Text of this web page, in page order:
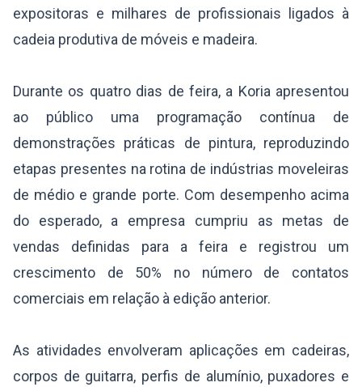
expositoras e milhares de profissionais ligados à
cadeia produtiva de móveis e madeira.
Durante os quatro dias de feira, a Koria apresentou
ao público uma programação contínua de
demonstrações práticas de pintura, reproduzindo
etapas presentes na rotina de indústrias moveleiras
de médio e grande porte. Com desempenho acima
do esperado, a empresa cumpriu as metas de
vendas definidas para a feira e registrou um
crescimento de 50% no número de contatos
comerciais em relação à edição anterior.
As atividades envolveram aplicações em cadeiras,
corpos de guitarra, perfis de alumínio, puxadores e